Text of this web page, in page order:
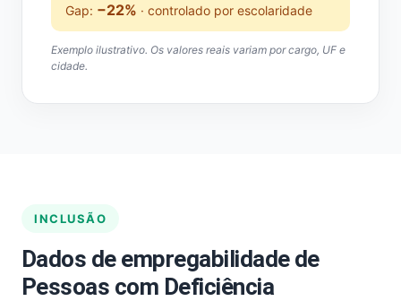
Gap: −22% · controlado por escolaridade
Exemplo ilustrativo. Os valores reais variam por cargo, UF e
cidade.
INCLUSÃO
Dados de empregabilidade de
Pessoas com Deficiência